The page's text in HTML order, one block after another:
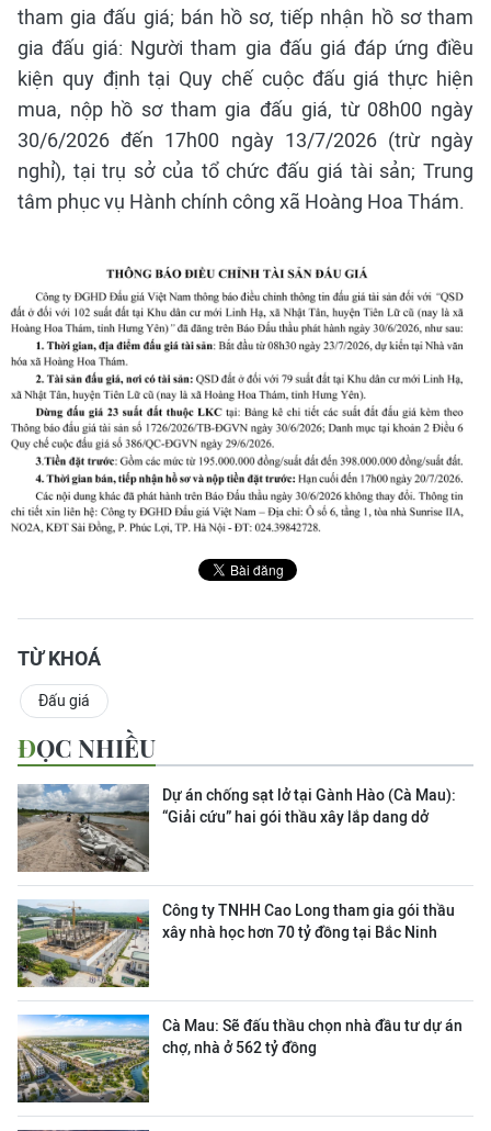
tham gia đấu giá; bán hồ sơ, tiếp nhận hồ sơ tham
gia đấu giá: Người tham gia đấu giá đáp ứng điều
kiện quy định tại Quy chế cuộc đấu giá thực hiện
mua, nộp hồ sơ tham gia đấu giá, từ 08h00 ngày
30/6/2026 đến 17h00 ngày 13/7/2026 (trừ ngày
nghỉ), tại trụ sở của tổ chức đấu giá tài sản; Trung
tâm phục vụ Hành chính công xã Hoàng Hoa Thám.
TỪ KHOÁ
Đấu giá
ĐỌC NHIỀU
Dự án chống sạt lở tại Gành Hào (Cà Mau):
“Giải cứu” hai gói thầu xây lắp dang dở
Công ty TNHH Cao Long tham gia gói thầu
xây nhà học hơn 70 tỷ đồng tại Bắc Ninh
Cà Mau: Sẽ đấu thầu chọn nhà đầu tư dự án
chợ, nhà ở 562 tỷ đồng